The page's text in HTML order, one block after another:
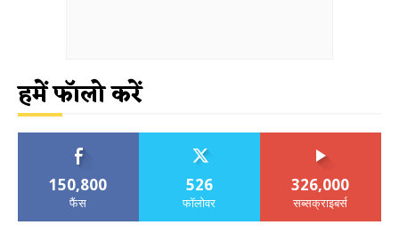
हमें फॉलो करें
150,800
फैंस
526
फॉलोवर
326,000
सब्सक्राइबर्स